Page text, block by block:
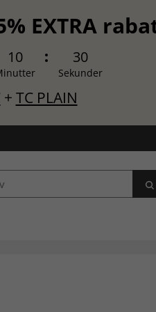
EXTRA
10 29
Sekunder
+ TC PLAIN